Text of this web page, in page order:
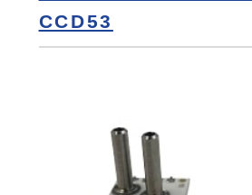
CCD53